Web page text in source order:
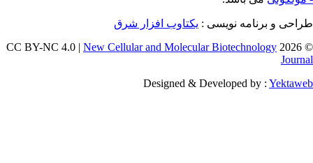
نویسی :یکتاوب افزار شرق
New Cellular and Molecular
Designed &